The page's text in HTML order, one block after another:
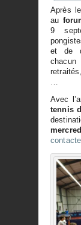
Après
au
9
et de
Avec
tennis